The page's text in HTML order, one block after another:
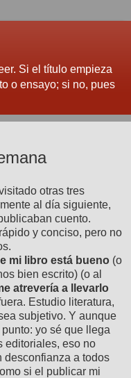
Si el título empieza
o ensayo; si no, pues
otras tres
al día siguiente,
cuento.
y conciso, pero no
mi libro está bueno (o
bien escrito) (o al
atrevería a llevarlo
Estudio literatura,
subjetivo. Y aunque
yo sé que llega
editoriales, eso no
desconfianza a todos
si el publicar mi